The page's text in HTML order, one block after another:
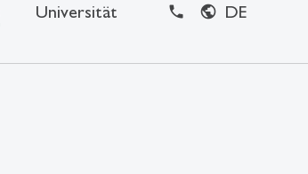
Universität DE